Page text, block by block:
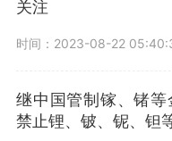
关注
时间：2023-08-22
继中国管制镓、锗
禁止锂、铍、铌、钽